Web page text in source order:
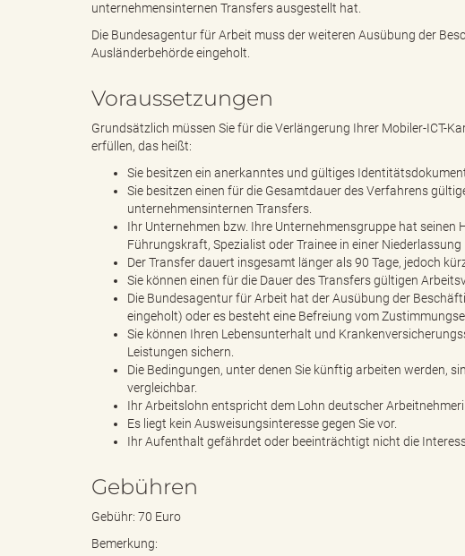
e
s
"
L
unternehmensinternen Transfers ausgestellt hat.
Die Bundesagentur für Arbeit muss der weiteren Ausübung der
Ausländerbehörde eingeholt.
Voraussetzungen
Grundsätzlich müssen Sie für die Verlängerung Ihrer Mobiler-ICT-
erfüllen, das heißt:
Sie besitzen ein anerkanntes und gültiges
Sie besitzen einen für die Gesamtdauer des Verfahrens
unternehmensinternen Transfers.
Ihr Unternehmen bzw. Ihre Unternehmensgruppe hat
Führungskraft, Spezialist oder Trainee in einer
Der Transfer dauert insgesamt länger als 90 Tage, jedoch
Sie können einen für die Dauer des Transfers gültigen
Die Bundesagentur für Arbeit hat der Ausübung der
eingeholt) oder es besteht eine Befreiung vom
Sie können Ihren Lebensunterhalt und
Leistungen sichern.
Die Bedingungen, unter denen Sie künftig arbeiten werden,
vergleichbar.
Ihr Arbeitslohn entspricht dem Lohn deutscher
Es liegt kein Ausweisungsinteresse gegen Sie vor.
Ihr Aufenthalt gefährdet oder beeinträchtigt nicht die
Gebühren
Gebühr: 70 Euro
Bemerkung: